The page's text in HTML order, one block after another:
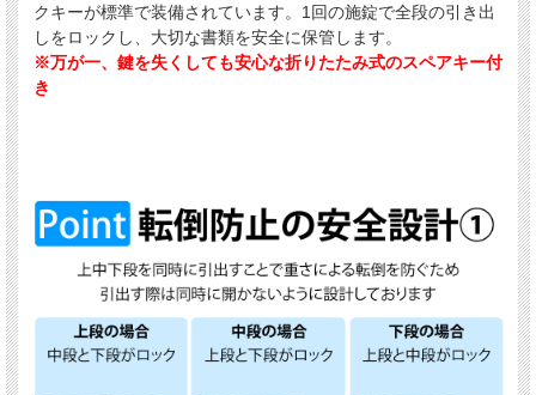
クキーが標準で装備されています。1回の施錠で全段の引き出
しをロックし、大切な書類を安全に保管します。
※万が一、鍵を失くしても安心な折りたたみ式のスペアキー付
き